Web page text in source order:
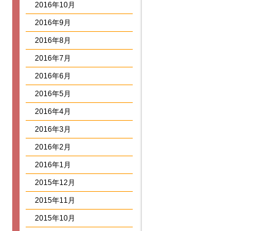
2016年10月
2016年9月
2016年8月
2016年7月
2016年6月
2016年5月
2016年4月
2016年3月
2016年2月
2016年1月
2015年12月
2015年11月
2015年10月